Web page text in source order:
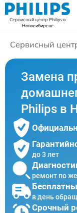
Сервисный центр Philipsв
Новосибирске
Сервисный
Замена
Philips в
до 3 лет
ремонт по
в день
Срочный